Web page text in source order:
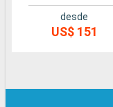
desde
US$ 151